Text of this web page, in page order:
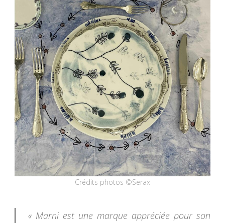
Crédits photos ©Serax
« Marni est une marque appréciée pour son